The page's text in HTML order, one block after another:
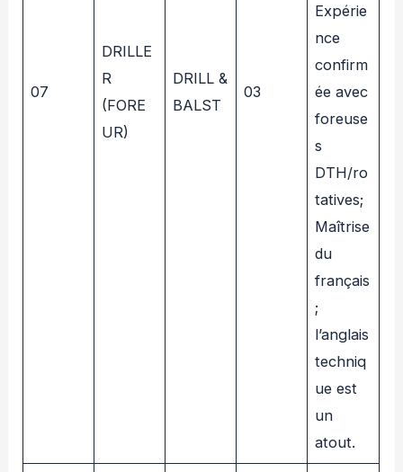
07
DRILLE
R
(FORE
UR)
DRILL &
BALST
03
Expérie
nce
confirm
ée avec
foreuse
s
DTH/ro
tatives;
Maîtrise
du
français
;
l’anglais
techniq
ue est
un
atout.